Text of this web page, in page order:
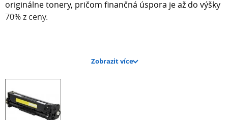
originálne tonery, pričom finančná úspora je až do výšky
70% z ceny.
Kapacita laserového tonera je 2 600 strán pri 5% pokrytí.
Farba YELLOW.
Zobrazit více